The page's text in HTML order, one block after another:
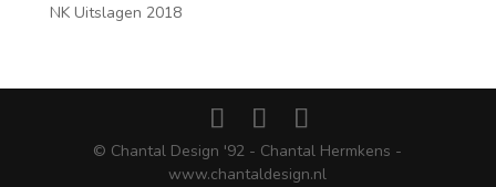
NK Uitslagen 2018
© Chantal Design '92 - Chantal Hermkens -
www.chantaldesign.nl